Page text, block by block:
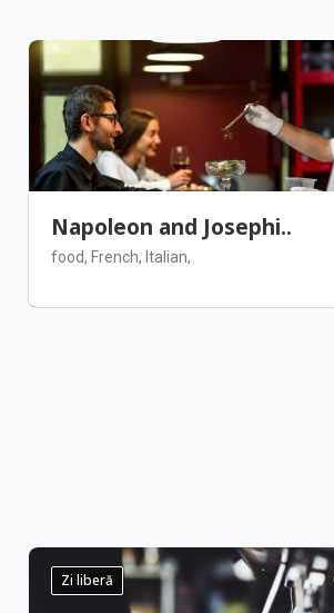
Napoleon and Josephi..
food, French, Italian,
Zi liberă